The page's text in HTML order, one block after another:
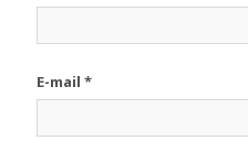
E-mail*